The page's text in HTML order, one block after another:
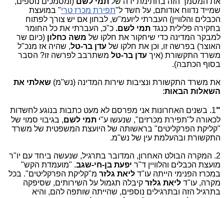
שמייד נדווח אודותם, על חשד ל"תפירת מכרז טרי" במועצת
הכבלים והלוויין) העברתי ליועמ"ש, לבחון אם יש צורך לפתוח
בחקירה פלילית כנגד תמי לשם. כ"כ, העברתי את כל החומר
למבקר המדינה כדי שיחקור את חלקו של משה כחלון (כיום שר
האוצר) בפרשה זו, וכן את חלקו של עדן בר-טל, שהיה אז מנכ"ל
משרד התקשורת (איך עדן בר-טל משתרבב לפרשה זו? הסבר
בסוף הכתבה).
את משרד התקשורת ונציבות שירות המדינה (נש"מ) שאלתי את
השאלות הבאות:
"
1. בשנים האחרונות אני מפרסם לא מעט כתבות בנוגע לחשדות
לכאורה ל"תפירת מכרזים", שנעשו ע"י תמי לשם, בגיבוי סמוי של
"קליקת הפרקליטים" בראשותה של היועצת המשפטית של משרד
התקשורת ובהעלמת עין של נש"מ.
2. המקרה הבולט האחרון, המדובר בתרגיל, שנעשה ביחד עם יו"ר
מועצת הכבלים והלוויין ד"ר יפעת בן-חי-שגב. "מועמדת הקש"
במכרז הפנימי הייתה עו"ד ליאת גלזר מ"קליקת הפרקליטים". בכל
מקרה, עו"ד ליאת גלזר קיבלה תגמול על השירותים, שסיפקה
בתרגיל הזה ובתרגילים נוספים, שהייתה שותפה להם, והיא